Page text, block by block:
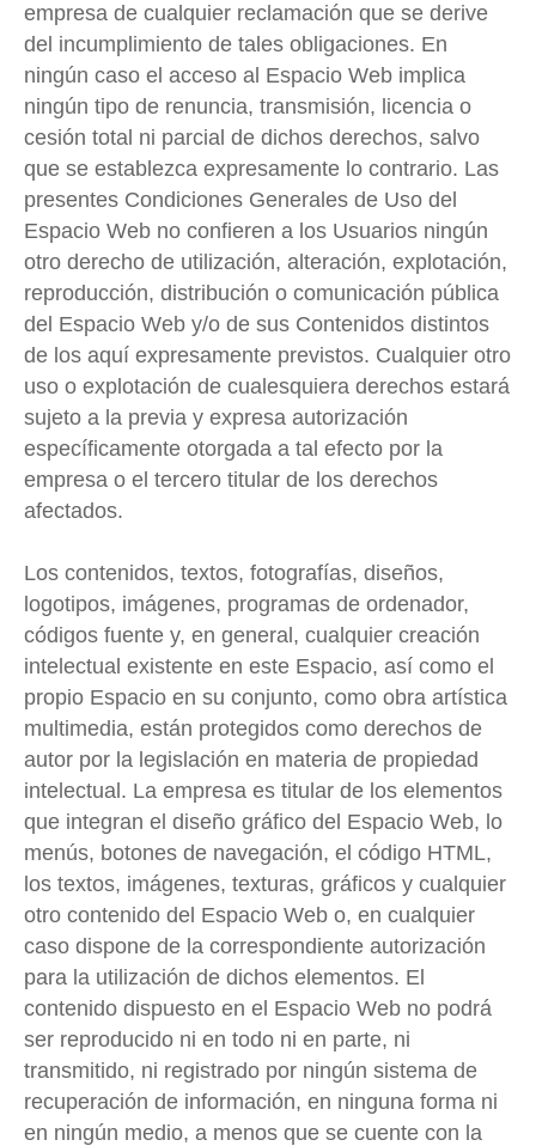
empresa de cualquier reclamación que se derive
del incumplimiento de tales obligaciones. En
ningún caso el acceso al Espacio Web implica
ningún tipo de renuncia, transmisión, licencia o
cesión total ni parcial de dichos derechos, salvo
que se establezca expresamente lo contrario. Las
presentes Condiciones Generales de Uso del
Espacio Web no confieren a los Usuarios ningún
otro derecho de utilización, alteración, explotación,
reproducción, distribución o comunicación pública
del Espacio Web y/o de sus Contenidos distintos
de los aquí expresamente previstos. Cualquier otro
uso o explotación de cualesquiera derechos estará
sujeto a la previa y expresa autorización
específicamente otorgada a tal efecto por la
empresa o el tercero titular de los derechos
afectados.
Los contenidos, textos, fotografías, diseños,
logotipos, imágenes, programas de ordenador,
códigos fuente y, en general, cualquier creación
intelectual existente en este Espacio, así como el
propio Espacio en su conjunto, como obra artística
multimedia, están protegidos como derechos de
autor por la legislación en materia de propiedad
intelectual. La empresa es titular de los elementos
que integran el diseño gráfico del Espacio Web, lo
menús, botones de navegación, el código HTML,
los textos, imágenes, texturas, gráficos y cualquier
otro contenido del Espacio Web o, en cualquier
caso dispone de la correspondiente autorización
para la utilización de dichos elementos. El
contenido dispuesto en el Espacio Web no podrá
ser reproducido ni en todo ni en parte, ni
transmitido, ni registrado por ningún sistema de
recuperación de información, en ninguna forma ni
en ningún medio, a menos que se cuente con la